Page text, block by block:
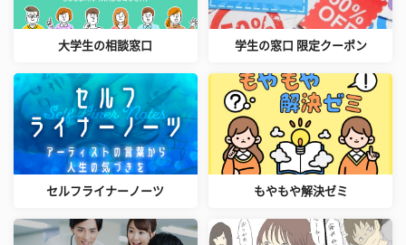
大学生の相談窓口 学生の窓口 限定クーポン
セルフライナーノーツ もやもや解決ゼミ